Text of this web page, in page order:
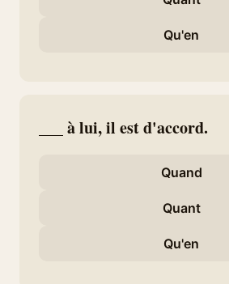
Qu'en
___ à lui, il est d'accord.
Quand
Quant
Qu'en